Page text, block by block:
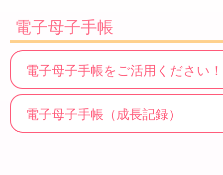
電子母子手帳
電子母子手帳をご活用ください！
電子母子手帳（成長記録）